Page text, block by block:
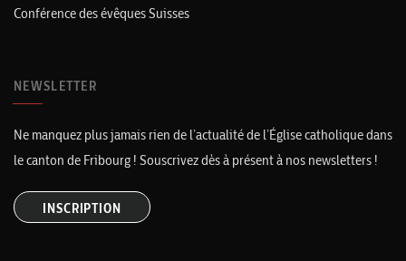
Conférence des évêques Suisses
NEWSLETTER
Ne manquez plus jamais rien de l’actualité de l’Église catholique dans
le canton de Fribourg ! Souscrivez dès à présent à nos newsletters !
INSCRIPTION